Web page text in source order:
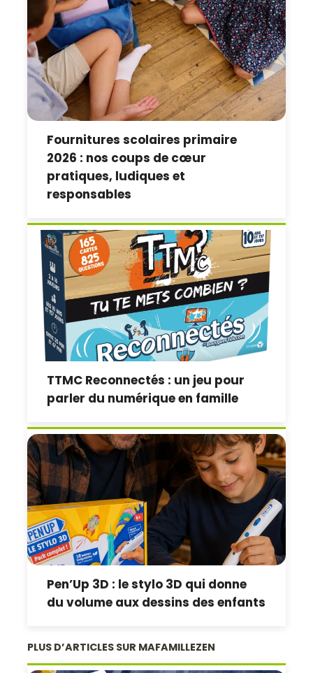
Fournitures scolaires primaire
2026 : nos coups de cœur
pratiques, ludiques et
responsables
TTMC Reconnectés : un jeu pour
parler du numérique en famille
Pen’Up 3D : le stylo 3D qui donne
du volume aux dessins des enfants
PLUS D’ARTICLES SUR MAFAMILLEZEN